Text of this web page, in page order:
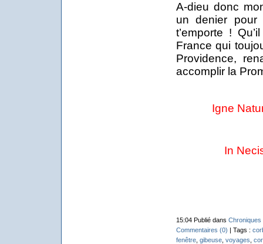
A-dieu donc
un denier
t’emporte !
France qui
Providence,
accomplir la
Igne
In
15:04 Publié dans Chroniques
Commentaires (0) | Tags :
fenêtre, gibeuse, voyages